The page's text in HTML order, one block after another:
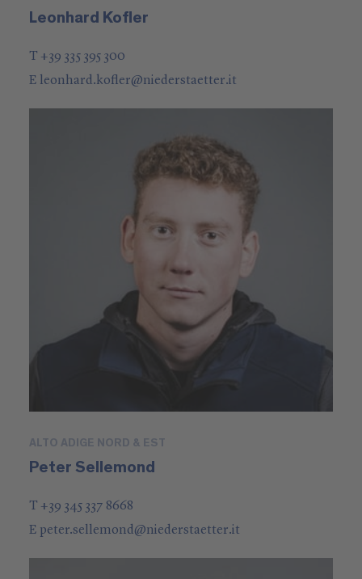
Leonhard Kofler
T +39 335 395 300
E leonhard.kofler@niederstaetter.it
ALTO ADIGE NORD & EST
Peter Sellemond
T +39 345 337 8668
E peter.sellemond@niederstaetter.it